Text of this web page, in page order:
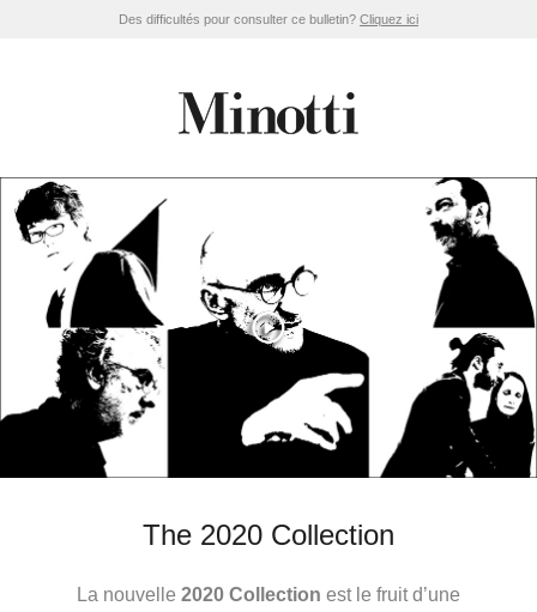
Des difficultés pour consulter ce bulletin? Cliquez ici
The 2020 Collection
La nouvelle 2020 Collection est le fruit d’une